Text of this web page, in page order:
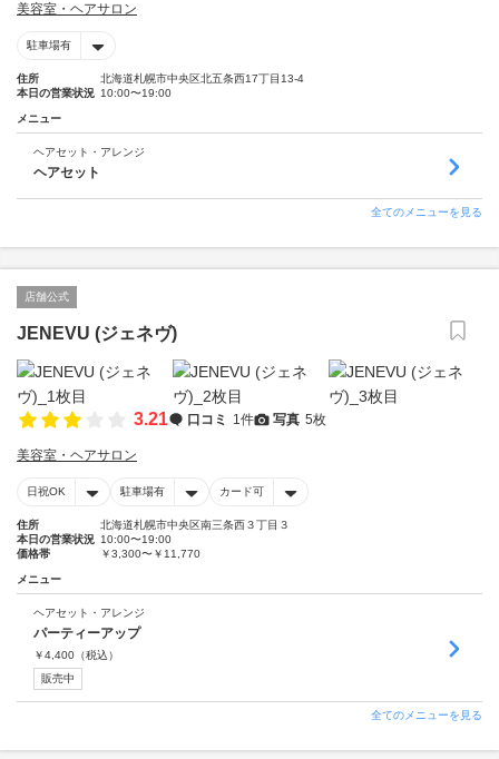
美容室・ヘアサロン
駐車場有
住所
北海道札幌市中央区北五条西17丁目13-4
本日の営業状況 10:00〜19:00
メニュー
ヘアセット・アレンジ
ヘアセット
全てのメニューを見る
店舗公式
JENEVU (ジェネヴ)
3.21 口コミ 1件 写真 5枚
美容室・ヘアサロン
日祝OK 駐車場有 カード可
住所
北海道札幌市中央区南三条西３丁目３
本日の営業状況 10:00〜19:00
価格帯
￥3,300〜￥11,770
メニュー
ヘアセット・アレンジ
パーティーアップ
￥4,400 （税込）
販売中
全てのメニューを見る